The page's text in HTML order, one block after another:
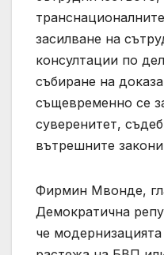
засилване на
консултации по
събиране на
същевременно се
суверенитет,
вътрешните
Фирмин Мвонде,
Демократична
че